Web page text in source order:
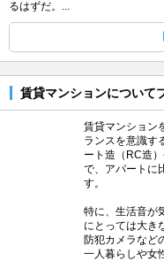
るはずだ。...
賃貸マンションについて
賃貸マンション
ランスを意識す
ート造（RC造
で、アパートに
す。
特に、生活音が
にとっては大き
防犯カメラなど
一人暮らしや女